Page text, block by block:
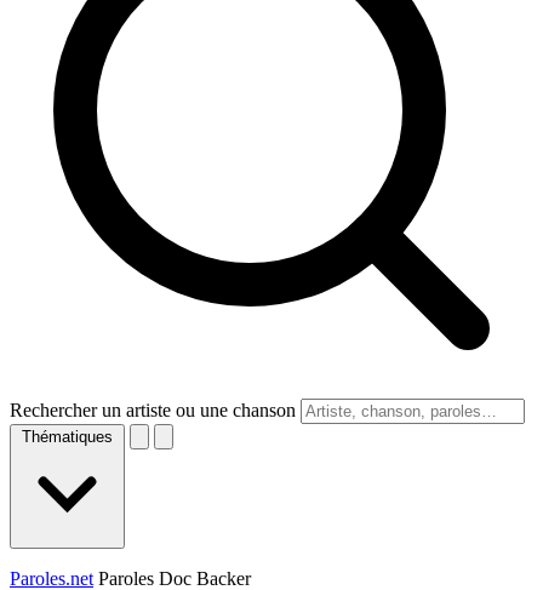
Rechercher un artiste ou une chanson
Thématiques
Paroles.net Paroles Doc Backer